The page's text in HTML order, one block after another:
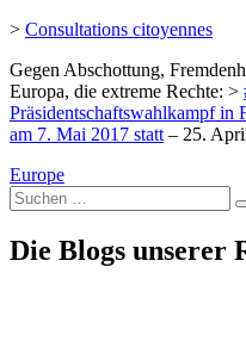
> Consultations citoyennes
Gegen Abschottung,
Europa, die extreme Rechte: >
Präsidentschaftswahlkampf in
am 7. Mai 2017 statt– 25.
Europe
Suche
nach:
Die Blogs unserer